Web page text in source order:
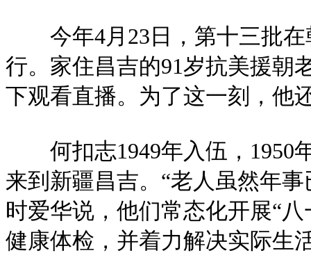
今年4月23日，第十三批在
行。家住昌吉的91岁抗美援朝
下观看直播。为了这一刻，他
何扣志1949年入伍，1950
来到新疆昌吉。“老人虽然年
时爱华说，他们常态化开展“
健康体检，并着力解决实际生